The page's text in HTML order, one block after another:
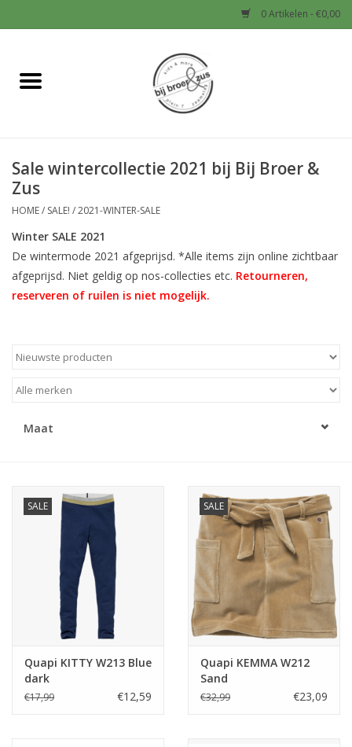
0 Artikelen - €0,00
Home
Baby
Jongens
Meisjes
Sale!
Speelgoed
Cadeaubonnen
Cadeaubon
Sale wintercollectie 2021 bij Bij Broer &
Zus
HOME/ SALE! /2021-WINTER-SALE
Winter SALE 2021
De wintermode 2021 afgeprijsd. *Alle items zijn online zichtbaar
afgeprijsd. Niet geldig op nos-collecties etc. Retourneren,
reserveren of ruilen is niet mogelijk.
Maat
SALE
Quapi KITTY W213 Blue
dark
€17,99 €12,59
SALE
Quapi KEMMA W212
Sand
€32,99 €23,09